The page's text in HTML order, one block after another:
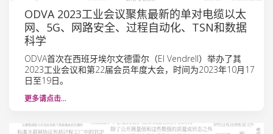
ODVA 2023工业会议聚焦最新的单对电缆以太
网、5G、网路安全、过程自动化、TSN和数据
科学
ODVA首次在西班牙埃尔文德雷尔（El Vendrell）举办了其
2023工业会议和第22届会员年度大会，时间为2023年10月17
日至19日。
更多请点击…